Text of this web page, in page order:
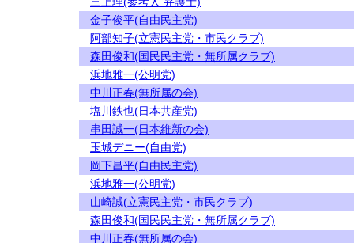
金子俊平(自由民主党)
阿部知子(立憲民主党・市民クラブ)
森田俊和(国民民主党・無所属クラブ)
浜地雅一(公明党)
中川正春(無所属の会)
塩川鉄也(日本共産党)
串田誠一(日本維新の会)
玉城デニー(自由党)
岡下昌平(自由民主党)
浜地雅一(公明党)
山崎誠(立憲民主党・市民クラブ)
森田俊和(国民民主党・無所属クラブ)
中川正春(無所属の会)